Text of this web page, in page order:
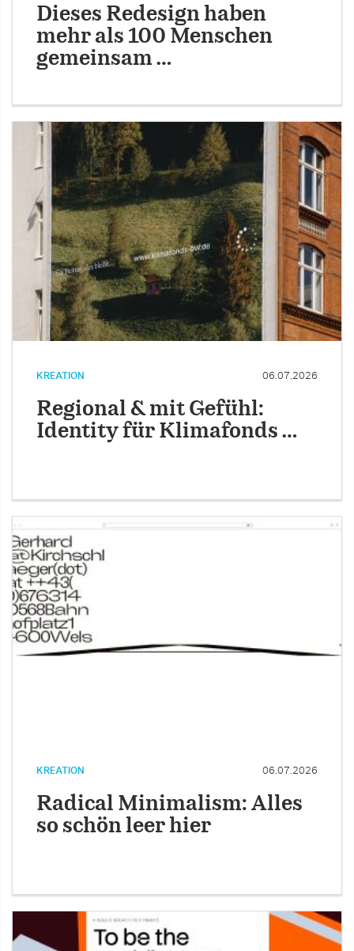
Dieses Redesign haben
mehr als 100 Menschen
gemeinsam …
KREATION 06.07.2026
Regional & mit Gefühl:
Identity für Klimafonds …
KREATION 06.07.2026
Radical Minimalism: Alles
so schön leer hier